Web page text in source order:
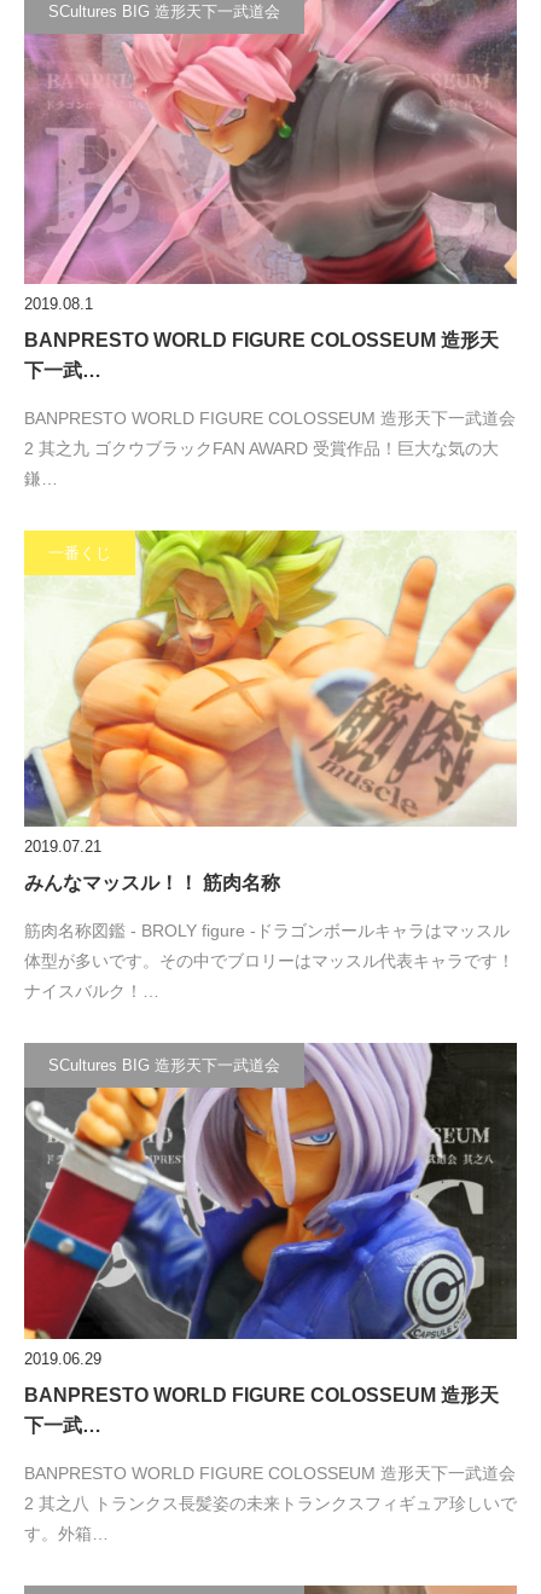
SCultures BIG 造形天下一武道会
2019.08.1
BANPRESTO WORLD FIGURE COLOSSEUM 造形天
下一武…
BANPRESTO WORLD FIGURE COLOSSEUM 造形天下一武道会
2 其之九 ゴクウブラックFAN AWARD 受賞作品！巨大な気の大
鎌…
一番くじ
2019.07.21
みんなマッスル！！ 筋肉名称
筋肉名称図鑑 - BROLY figure -ドラゴンボールキャラはマッスル
体型が多いです。その中でブロリーはマッスル代表キャラです！
ナイスバルク！…
SCultures BIG 造形天下一武道会
2019.06.29
BANPRESTO WORLD FIGURE COLOSSEUM 造形天
下一武…
BANPRESTO WORLD FIGURE COLOSSEUM 造形天下一武道会
2 其之八 トランクス長髪姿の未来トランクスフィギュア珍しいで
す。外箱…